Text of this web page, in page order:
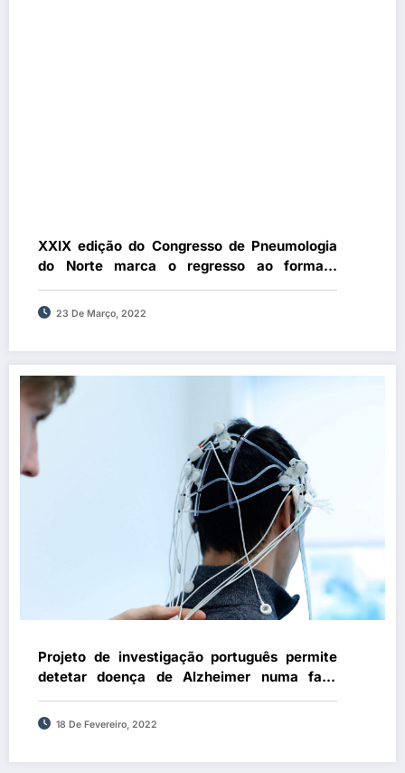
XXIX edição do Congresso de Pneumologia
do Norte marca o regresso ao formato
totalmente presencial
23 De Março, 2022
Projeto de investigação português permite
detetar doença de Alzheimer numa fase
precoce
18 De Fevereiro, 2022